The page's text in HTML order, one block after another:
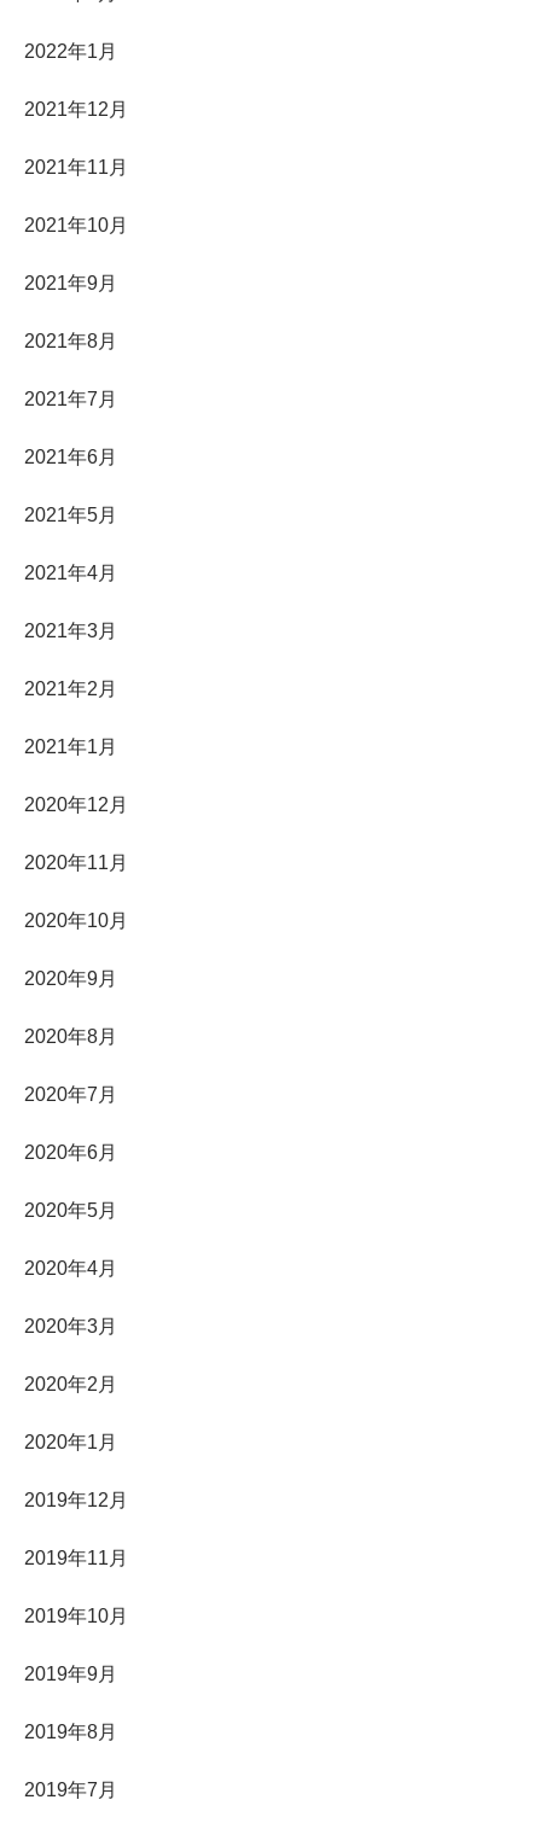
2022年1月
2021年12月
2021年11月
2021年10月
2021年9月
2021年8月
2021年7月
2021年6月
2021年5月
2021年4月
2021年3月
2021年2月
2021年1月
2020年12月
2020年11月
2020年10月
2020年9月
2020年8月
2020年7月
2020年6月
2020年5月
2020年4月
2020年3月
2020年2月
2020年1月
2019年12月
2019年11月
2019年10月
2019年9月
2019年8月
2019年7月